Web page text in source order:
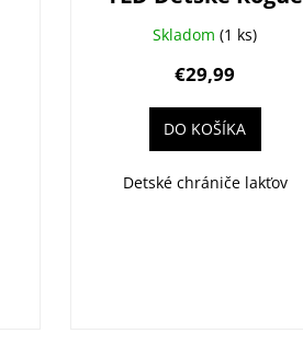
Black
Skladom(1 ks)
€29,99
DO KOŠÍKA
Detské chrániče lakťov